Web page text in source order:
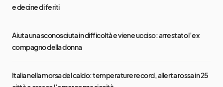
e decine di feriti
Aiuta una sconosciuta in difficoltà e viene ucciso: arrestato l’ex
compagno della donna
Italia nella morsa del caldo: temperature record, allerta rossa in 25